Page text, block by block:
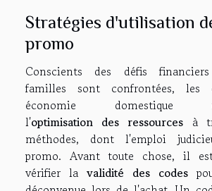
Stratégies d'utilisation
promo
Conscients des défis
familles sont confrontées, les
économie domestique
l'optimisation des ressources à
méthodes, dont l'emploi
promo. Avant toute chose, il
vérifier la validité des codes